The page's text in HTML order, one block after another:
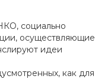
социально
осуществляющие
идеи
как для